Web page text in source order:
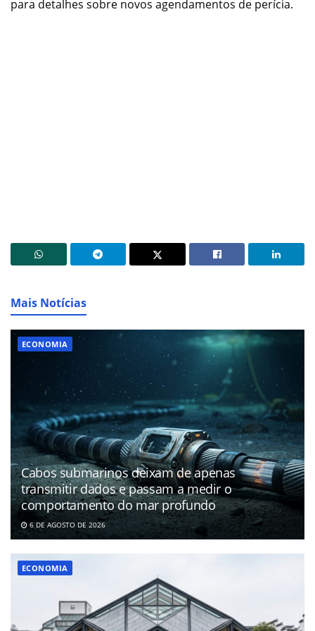
para detalhes sobre novos agendamentos de perícia.
Mais Notícias
ECONOMIA
Cabos submarinos deixam de apenas
transmitir dados e passam a medir o
comportamento do mar profundo
6 DE AGOSTO DE 2026
ECONOMIA